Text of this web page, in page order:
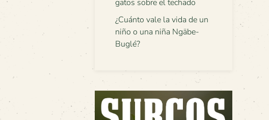
gatos sobre el techado
¿Cuánto vale la vida de un
niño o una niña Ngäbe-
Buglé?